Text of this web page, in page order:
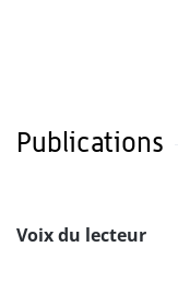
Publications
Voix du lecteur